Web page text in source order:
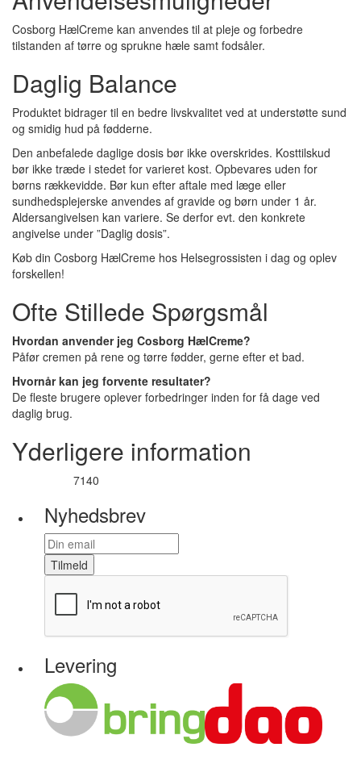
Cosborg HælCreme kan anvendes til at pleje og forbedre
tilstanden af tørre og sprukne hæle samt fodsåler.
Daglig Balance
Produktet bidrager til en bedre livskvalitet ved at understøtte sund
og smidig hud på fødderne.
Den anbefalede daglige dosis bør ikke overskrides. Kosttilskud
bør ikke træde i stedet for varieret kost. Opbevares uden for
børns rækkevidde. Bør kun efter aftale med læge eller
sundhedsplejerske anvendes af gravide og børn under 1 år.
Aldersangivelsen kan variere. Se derfor evt. den konkrete
angivelse under ”Daglig dosis”.
Køb din Cosborg HælCreme hos Helsegrossisten i dag og oplev
forskellen!
Ofte Stillede Spørgsmål
Hvordan anvender jeg Cosborg HælCreme?
Påfør cremen på rene og tørre fødder, gerne efter et bad.
Hvornår kan jeg forvente resultater?
De fleste brugere oplever forbedringer inden for få dage ved
daglig brug.
Yderligere information
7140
Nyhedsbrev
Tilmeld
Levering